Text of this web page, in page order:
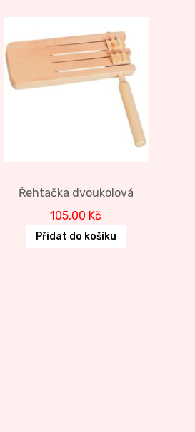
Řehtačka dvoukolová
105,00 Kč
Přidat do košíku